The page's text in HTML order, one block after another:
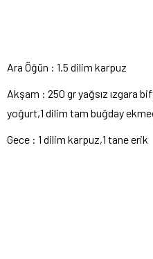
Ara Öğün : 1.5 dilim karpuz
Akşam : 250 gr yağsız ızgara
yoğurt,1 dilim tam buğday
Gece : 1 dilim karpuz,1 tane erik